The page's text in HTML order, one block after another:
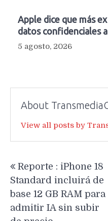
Apple dice que más
datos confidenciales
5 agosto, 2026
About
View all posts by
de
entradas
Reporte : iPhone 18
Standard incluirá de
base 12 GB RAM para
admitir IA sin subir